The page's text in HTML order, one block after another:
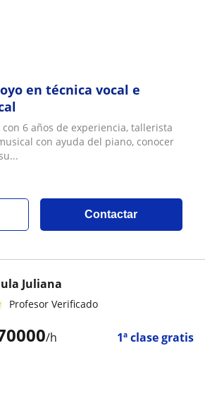
en técnica vocal e
6 años de experiencia, tallerista
con ayuda del piano, conocer
Contactar
/h 1ª clase gratis
Juliana
Profesor Verificado